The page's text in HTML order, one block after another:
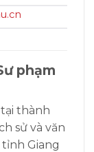
phạm
thành
sử và văn
Giang